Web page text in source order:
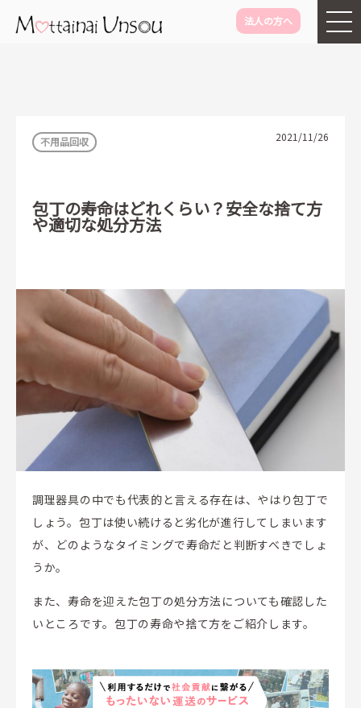
法人の方へ
不用品回収 2021/11/26
包丁の寿命はどれくらい？安全な捨て方
や適切な処分方法
調理器具の中でも代表的と言える存在は、やはり包丁で
しょう。包丁は使い続けると劣化が進行してしまいます
が、どのようなタイミングで寿命だと判断すべきでしょ
うか。
また、寿命を迎えた包丁の処分方法についても確認した
いところです。包丁の寿命や捨て方をご紹介します。